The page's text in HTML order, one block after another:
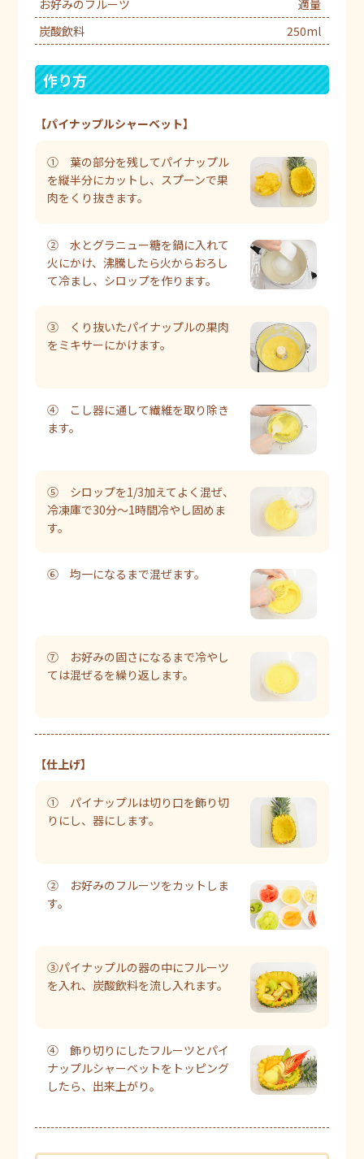
お好みのフルーツ
適量
炭酸飲料
250ml
作り方
【パイナップルシャーベット】
① 葉の部分を残してパイナップル
を縦半分にカットし、スプーンで果
肉をくり抜きます。
② 水とグラニュー糖を鍋に入れて
火にかけ、沸騰したら火からおろし
て冷まし、シロップを作ります。
③ くり抜いたパイナップルの果肉
をミキサーにかけます。
④ こし器に通して繊維を取り除き
ます。
⑤ シロップを1/3加えてよく混ぜ、
冷凍庫で30分～1時間冷やし固めま
す。
⑥ 均一になるまで混ぜます。
⑦ お好みの固さになるまで冷やし
ては混ぜるを繰り返します。
【仕上げ】
① パイナップルは切り口を飾り切
りにし、器にします。
② お好みのフルーツをカットしま
す。
③パイナップルの器の中にフルーツ
を入れ、炭酸飲料を流し入れます。
④ 飾り切りにしたフルーツとパイ
ナップルシャーベットをトッピング
したら、出来上がり。